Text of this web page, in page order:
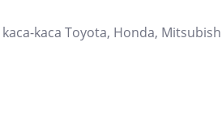
kaca Toyota, Honda,